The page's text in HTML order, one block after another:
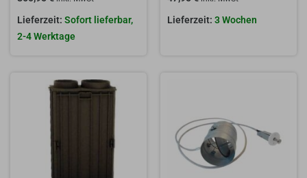
Sofort lieferbar,
2-4 Werktage
3 Wochen